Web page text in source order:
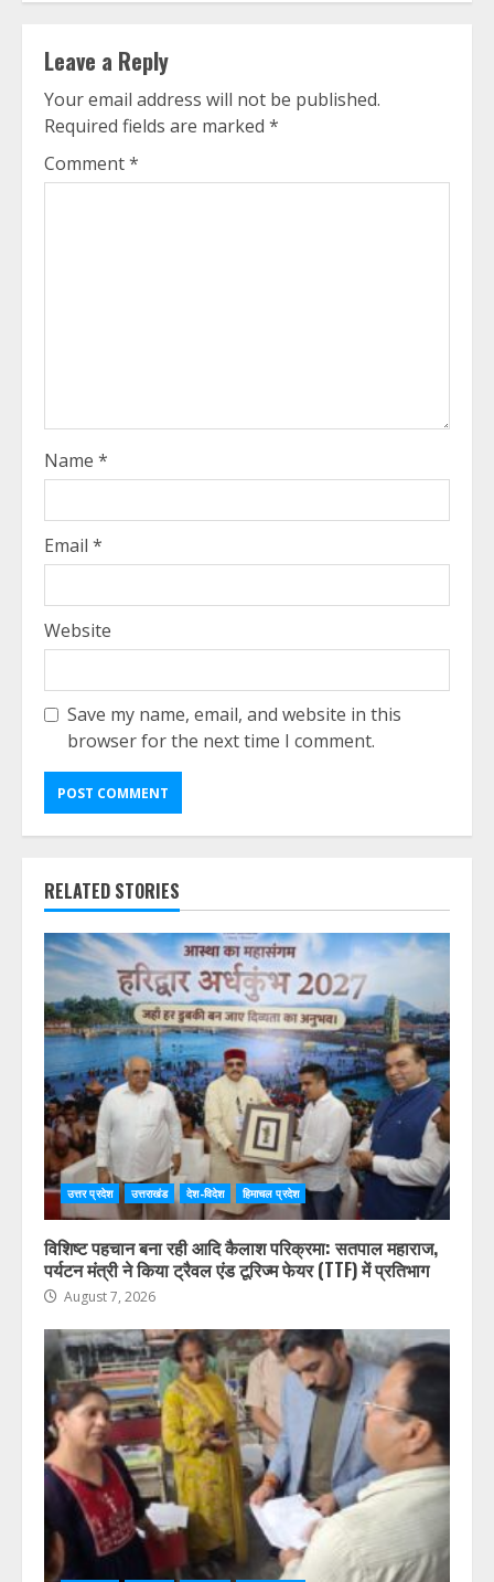
Leave a Reply
Your email address will not be published.
Required fields are marked *
Comment*
Name *
Email *
Website
Save my name, email, and website in this
browser for the next time I comment.
RELATED STORIES
उत्तर प्रदेश उत्तराखंड देश-विदेश हिमाचल प्रदेश
विशिष्ट पहचान बना रही आदि कैलाश परिक्रमा: सतपाल महाराज,
पर्यटन मंत्री ने किया ट्रैवल एंड टूरिज्म फेयर (TTF) में प्रतिभाग
August 7, 2026